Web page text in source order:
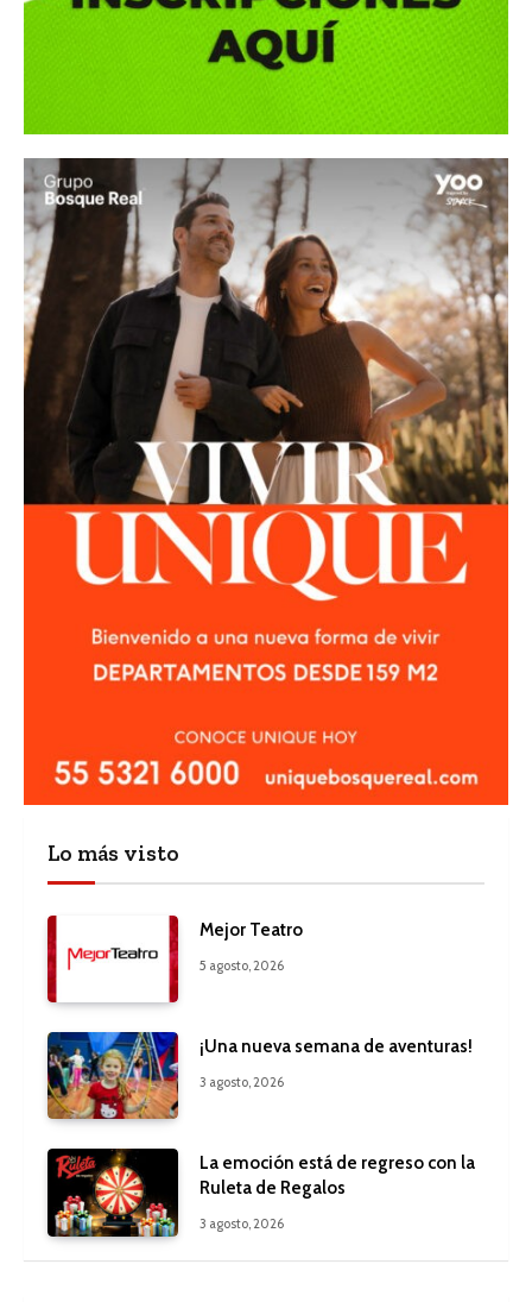
Lo más visto
Mejor Teatro
5 agosto, 2026
¡Una nueva semana de aventuras!
3 agosto, 2026
La emoción está de regreso con la
Ruleta de Regalos
3 agosto, 2026